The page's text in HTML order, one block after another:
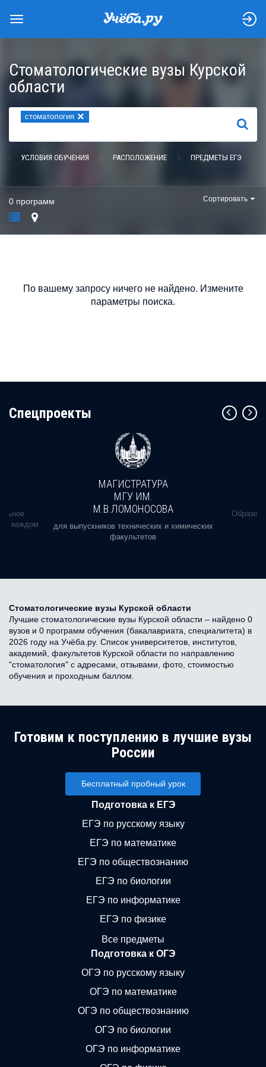
Стоматологические вузы Курской
области
стоматология ×
НАЙТИ
УСЛОВИЯ ОБУЧЕНИЯ РАСПОЛОЖЕНИЕ ПРЕДМЕТЫ ЕГЭ
0 программ Сортировать
По вашему запросу ничего не найдено. Измените
параметры поиска.
Cпецпроекты
в каждом
МАГИСТРАТУРА
МГУ ИМ.
М.В.ЛОМОНОСОВА
для выпускников технических и химических
факультетов
Стоматологические вузы Курской области
Лучшие стоматологические вузы Курской области – найдено 0
вузов и 0 программ обучения (бакалавриата, специалитета) в
2026 году на Учёба.ру. Список университетов, институтов,
академий, факультетов Курской области по направлению
"стоматология" с адресами, отзывами, фото, стоимостью
обучения и проходным баллом.
Готовим к поступлению в лучшие вузы
России
Бесплатный пробный урок
Подготовка к ЕГЭ
ЕГЭ по русскому языку
ЕГЭ по математике
ЕГЭ по обществознанию
ЕГЭ по биологии
ЕГЭ по информатике
ЕГЭ по физике
Все предметы
Подготовка к ОГЭ
ОГЭ по русскому языку
ОГЭ по математике
ОГЭ по обществознанию
ОГЭ по биологии
ОГЭ по информатике